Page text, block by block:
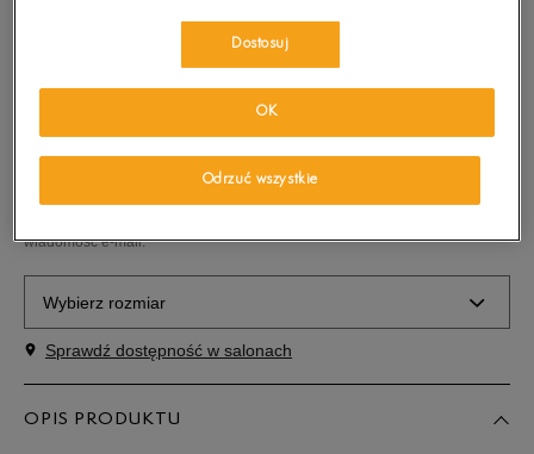
PRODUKT NIEDOSTĘPNY
wiadomość e-mail.
Wybierz rozmiar
Rozmiary EU
40 25 cm
Sprawdź dostępność w salonach
OPIS PRODUKTU
Dostosuj
Odrzuć wszystkie
OK